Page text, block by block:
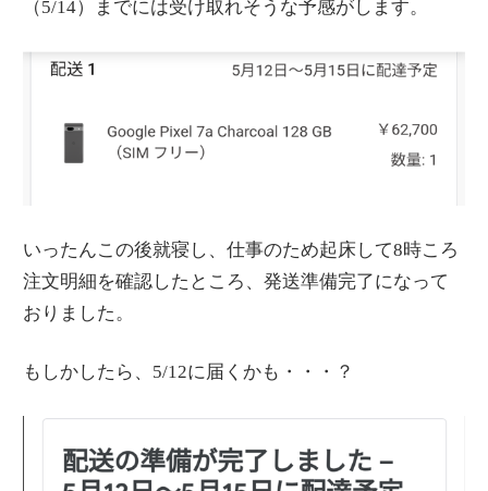
（5/14）までには受け取れそうな予感がします。
いったんこの後就寝し、仕事のため起床して8時ころ
注文明細を確認したところ、発送準備完了になって
おりました。
もしかしたら、5/12に届くかも・・・？